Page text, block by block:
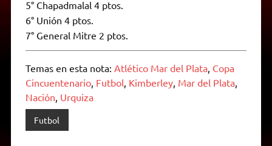
5° Chapadmalal 4 ptos.
6° Unión 4 ptos.
7° General Mitre 2 ptos.
Temas en esta nota: Atlético Mar del Plata, Copa
Cincuentenario, Futbol, Kimberley, Mar del Plata,
Nación, Urquiza
Futbol